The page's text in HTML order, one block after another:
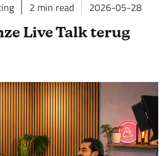
2 min read 2026-05-28
Live Talk terug